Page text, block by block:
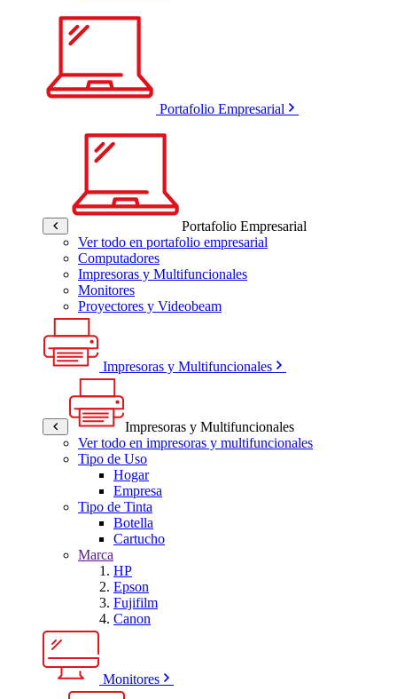
Portafolio Empresarial
Portafolio Empresarial
Ver todo en portafolio empresarial
Computadores
Impresoras y Multifuncionales
Monitores
Proyectores y Videobeam
Impresoras y Multifuncionales
Impresoras y Multifuncionales
Ver todo en impresoras y multifuncionales
Tipo de Uso
Hogar
Empresa
Tipo de Tinta
Botella
Cartucho
Marca
HP
Epson
Fujifilm
Canon
Monitores